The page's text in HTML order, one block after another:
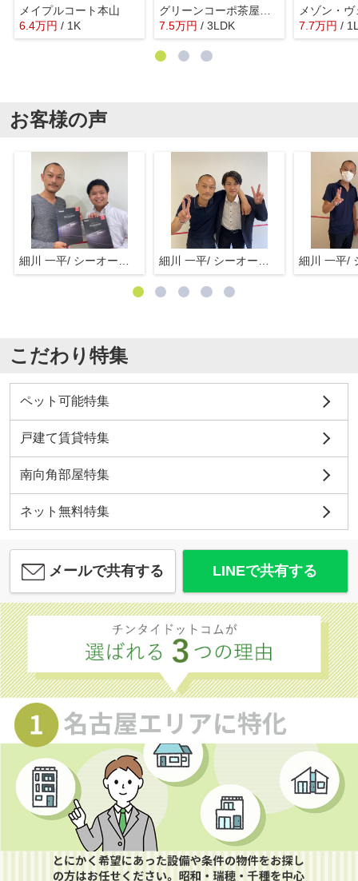
メイプルコート本山
6.4万円 / 1K
7.5万円 / 3LDK 7.7万円 /
お客様の声
こだわり特集
ペット可能特集
戸建て賃貸特集
南向角部屋特集
ネット無料特集
メールで共有する LINEで共有する